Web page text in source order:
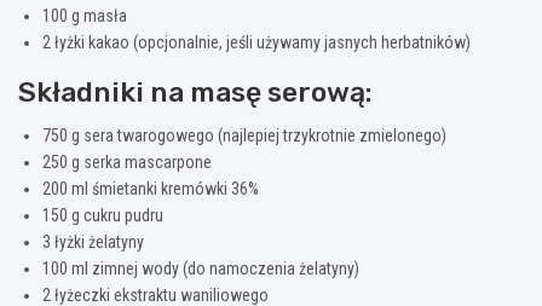
100 g masła
2 łyżki kakao (opcjonalnie, jeśli używamy jasnych herbatników)
Składniki na masę serową:
750 g sera twarogowego (najlepiej trzykrotnie zmielonego)
250 g serka mascarpone
200 ml śmietanki kremówki 36%
150 g cukru pudru
3 łyżki żelatyny
100 ml zimnej wody (do namoczenia żelatyny)
2 łyżeczki ekstraktu waniliowego